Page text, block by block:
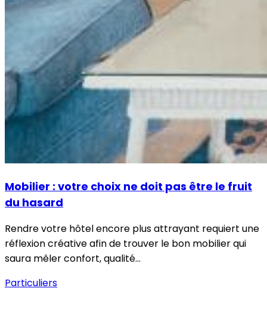
Mobilier : votre choix ne doit pas être le fruit
du hasard
Rendre votre hôtel encore plus attrayant requiert une
réflexion créative afin de trouver le bon mobilier qui
saura mêler confort, qualité…
Particuliers